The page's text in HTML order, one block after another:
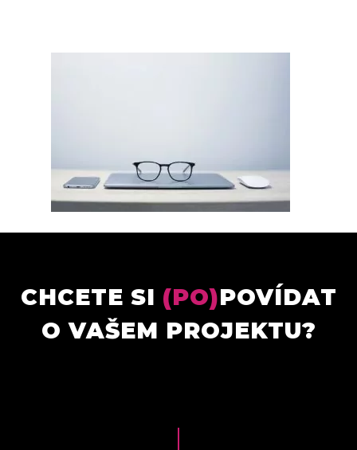
CHCETE SI (PO)POVÍDAT
O VAŠEM PROJEKTU?